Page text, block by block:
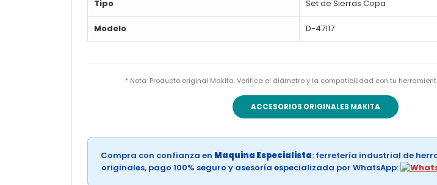
Tipo Set de Sierras Copa
Modelo D-47117
* Nota: Producto original Makita. Verifica el diámetro y la compatibilidad con tu
ACCESORIOS ORIGINALES MAKITA
Compra con confianza en Maquina Especialista: ferretería industrial de
originales, pago 100% seguro y asesoría especializada por WhatsApp: